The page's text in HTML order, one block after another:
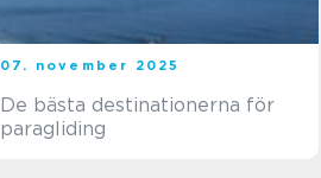
07. november 2025
De bästa destinationerna för
paragliding